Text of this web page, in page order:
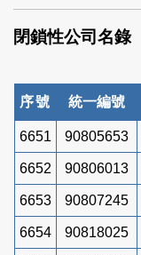
索
閉鎖性公司名錄
序號 統一編號
6651 90805653
6652 90806013
6653 90807245
6654 90818025